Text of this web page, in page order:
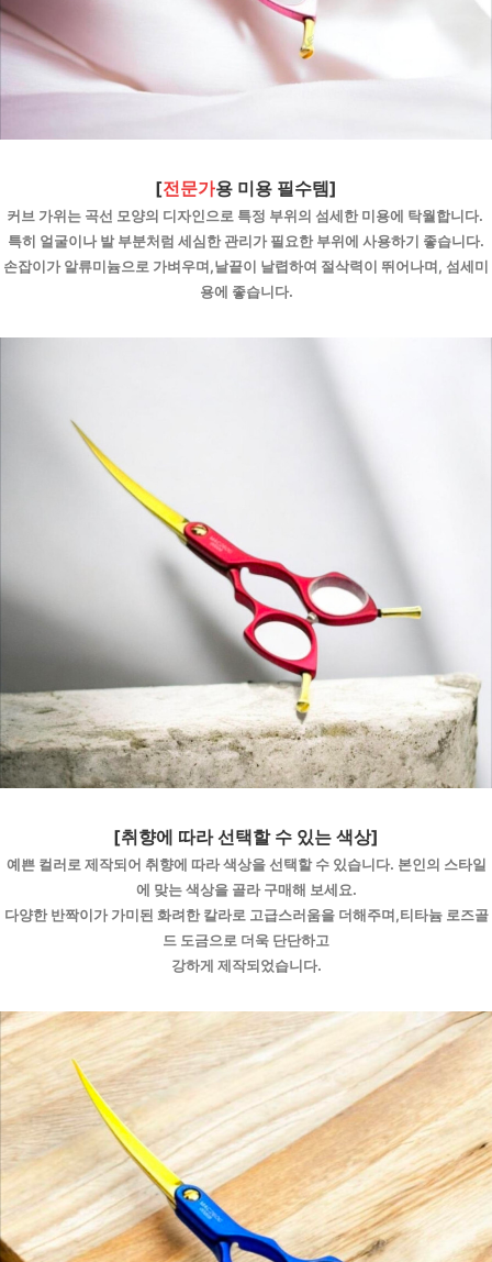
[전문가용 미용 필수템]
커브 가위는 곡선 모양의 디자인으로 특정 부위의 섬세한 미용에 탁월합니다.
특히 얼굴이나 발 부분처럼 세심한 관리가 필요한 부위에 사용하기 좋습니다.
손잡이가 알류미늄으로 가벼우며,날끝이 날렵하여 절삭력이 뛰어나며, 섬세미
용에 좋습니다.
[취향에 따라 선택할 수 있는 색상]
예쁜 컬러로 제작되어 취향에 따라 색상을 선택할 수 있습니다. 본인의 스타일
에 맞는 색상을 골라 구매해 보세요.
다양한 반짝이가 가미된 화려한 칼라로 고급스러움을 더해주며,티타늄 로즈골
드 도금으로 더욱 단단하고
강하게 제작되었습니다.